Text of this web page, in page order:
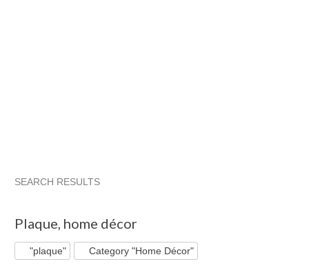
SEARCH RESULTS
Plaque, home décor
"plaque" Category "Home Décor"